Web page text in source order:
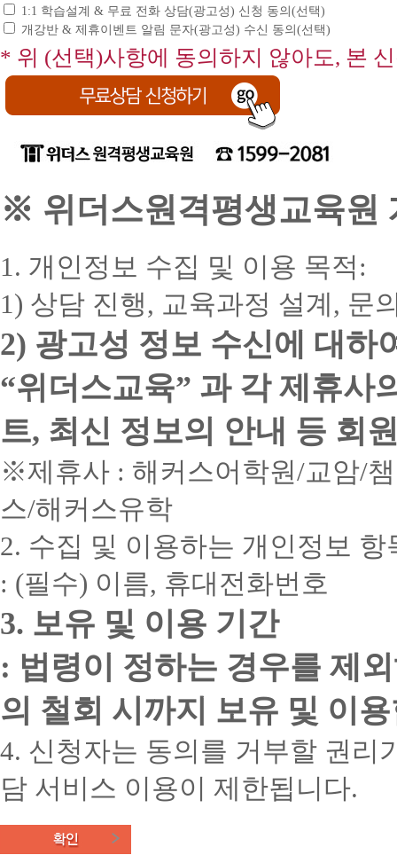
1:1 학습설계 & 무료 전화 상담(광고성) 신청 동의(선택)
개강반 & 제휴이벤트 알림 문자(광고성) 수신 동의(선택)
* 위 (선택)사항에 동의하지 않아도, 본
※ 위더스원격평생교육원
1. 개인정보 수집 및 이용 목적:
1) 상담 진행, 교육과정 설계, 문
2) 광고성 정보 수신에 대하
“위더스교육” 과 각 제휴사
트, 최신 정보의 안내 등 회
※제휴사 : 해커스어학원/교암/
스/해커스유학
2. 수집 및 이용하는 개인정보 항
: (필수) 이름, 휴대전화번호
3. 보유 및 이용 기간
: 법령이 정하는 경우를 제
의 철회 시까지 보유 및 이
4. 신청자는 동의를 거부할 권리
담 서비스 이용이 제한됩니다.